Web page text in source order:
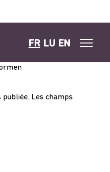
FR LU EN
publiée. Les champs